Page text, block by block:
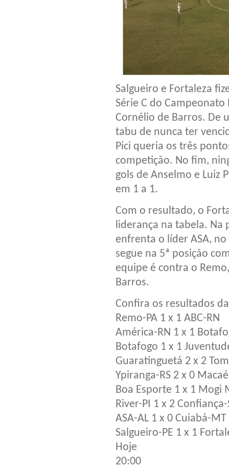
Salgueiro e Fortaleza
Série C do
Cornélio de Barros. De
tabu de nunca ter
Pici queria os três
competição. No fim,
gols de Anselmo e Luiz
em 1 a 1.
Com o resultado, o
liderança na tabela.
enfrenta o líder ASA, no
segue na 5ª posição
equipe é contra o
Barros.
Confira os resultados
Remo-PA 1 x 1 ABC-RN
América-RN 1 x 1
Botafogo 1 x 1
Guaratinguetá 2 x 2
Ypiranga-RS 2 x 0 Macaé
Boa Esporte 1 x 1 Mogi
River-PI 1 x 2 Confiança-
ASA-AL 1 x 0 Cuiabá-MT
Salgueiro-PE 1 x 1
Hoje
20:00